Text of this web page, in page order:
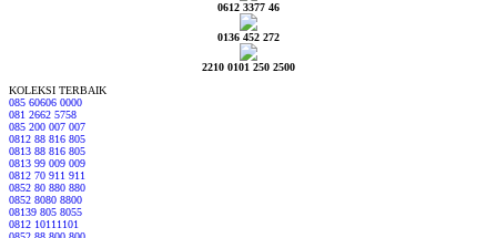
0612 3377 46
0136 452 272
2210 0101 250 2500
KOLEKSI TERBAIK
085 60606 0000
081 2662 5758
085 200 007 007
0812 88 816 805
0813 88 816 805
0813 99 009 009
0812 70 911 911
0852 80 880 880
0852 8080 8800
08139 805 8055
0812 10111101